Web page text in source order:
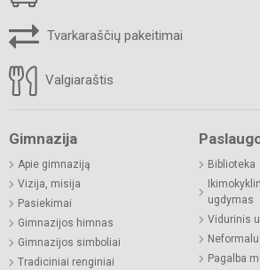
Tvarkaraščių pakeitimai
Valgiaraštis
Gimnazija
Apie gimnaziją
Vizija, misija
Pasiekimai
Gimnazijos himnas
Gimnazijos simboliai
Tradiciniai renginiai
Biblioteka
ugdymas
Vidurinis
Pagalba